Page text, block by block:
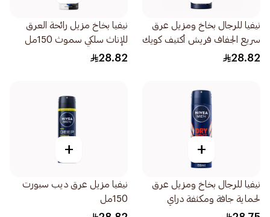
نيفيا للرجال بخاخ ومزيل عرق
سريع الجفاف فريش أكتيف كويك
دراي 150مل
28.82
نيفيا بخاخ مزيل رائحة العرق
للإناث سلكي سموث 150مل
28.82
+
نيفيا للرجال بخاخ ومزيل عرق
لحماية جافة ومكثفة دراي
إمباكت 150مل
+
نيفيا مزيل عرق ديب سبورت
150مل